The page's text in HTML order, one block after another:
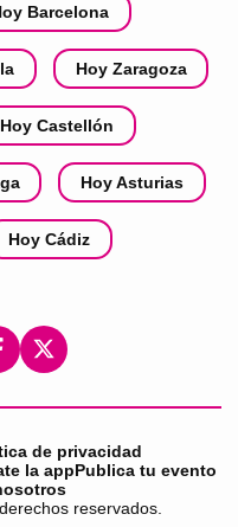
Barcelona
Hoy Zaragoza
Hoy Castellón
Hoy Asturias
Hoy Cádiz
de privacidad
la appPublica tu evento
reservados.